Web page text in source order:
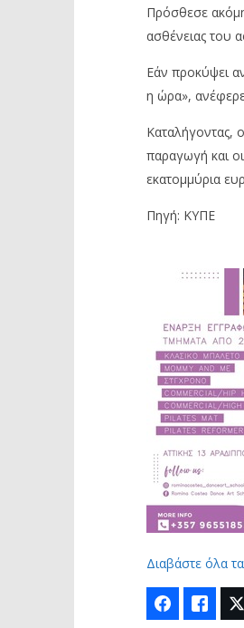
Πρόσθεσε
ασθένειας του
Εάν προκύψει
η ώρα»,
Καταλήγοντας,
παραγωγή και
εκατομμύρια
Πηγή: ΚΥΠΕ
Διαβάστε όλα
FacebookLike